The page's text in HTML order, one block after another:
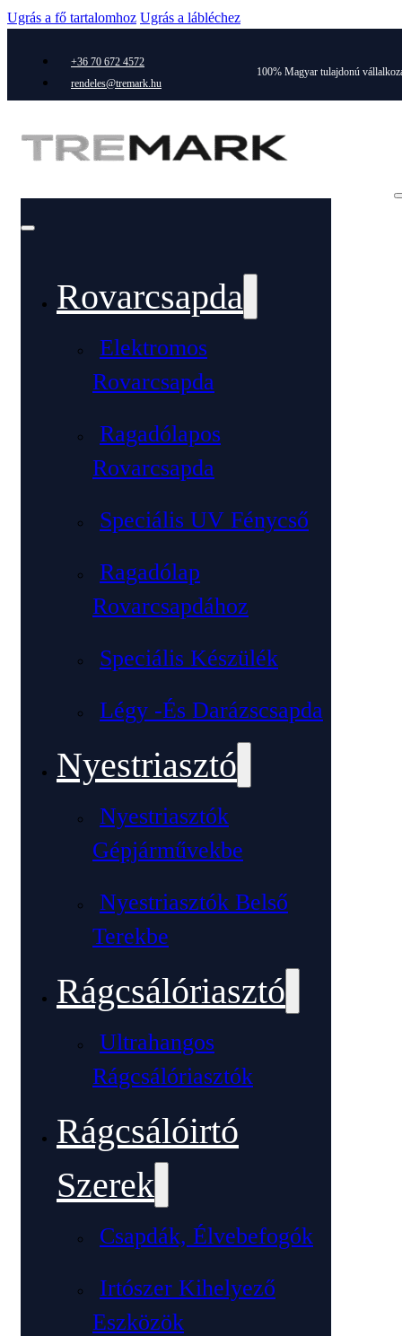
Ugrás a fő tartalomhoz Ugrás a lábléchez
+36 70 672 4572
rendeles@tremark.hu
100% Magyar tulajdonú
Rovarcsapda
Elektromos
Rovarcsapda
Ragadólapos
Rovarcsapda
Speciális UV Fénycső
Ragadólap
Rovarcsapdához
Speciális Készülék
Légy -és Darázscsapda
Nyestriasztó
Nyestriasztók
Gépjárművekbe
Nyestriasztók Belső
Terekbe
Rágcsálóriasztó
Ultrahangos
Rágcsálóriasztók
Rágcsálóirtó
Szerek
Csapdák, Élvebefogók
Irtószer Kihelyező
Eszközök